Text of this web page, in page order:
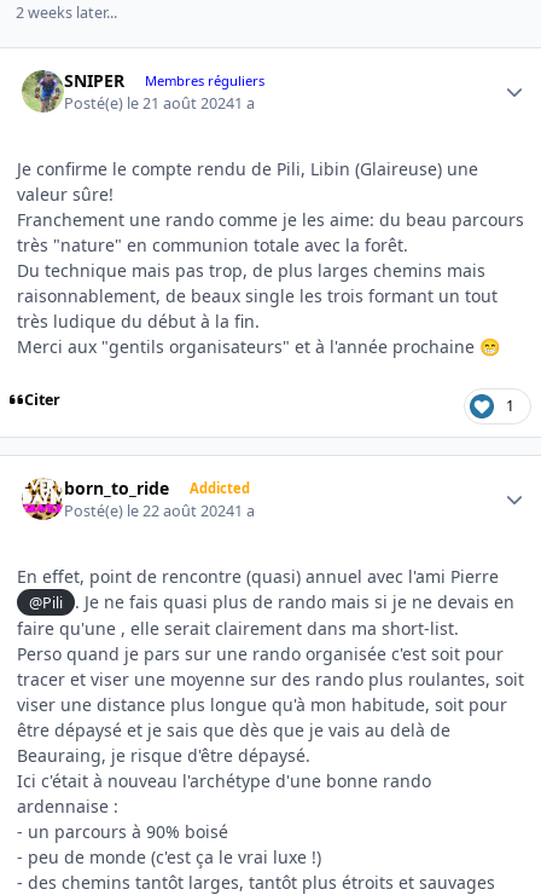
2 weeks later...
SNIPER Membres réguliers
Posté(e) le 21 août 20241 a
Je confirme le compte rendu de Pili, Libin (Glaireuse) une
valeur sûre!
Franchement une rando comme je les aime: du beau parcours
très "nature" en communion totale avec la forêt.
Du technique mais pas trop, de plus larges chemins mais
raisonnablement, de beaux single les trois formant un tout
très ludique du début à la fin.
Merci aux "gentils organisateurs" et à l'année prochaine 😁
Citer 1
born_to_ride Addicted
Posté(e) le 22 août 20241 a
En effet, point de rencontre (quasi) annuel avec l'ami Pierre
@Pili
. Je ne fais quasi plus de rando mais si je ne devais en
faire qu'une , elle serait clairement dans ma short-list.
Perso quand je pars sur une rando organisée c'est soit pour
tracer et viser une moyenne sur des rando plus roulantes, soit
viser une distance plus longue qu'à mon habitude, soit pour
être dépaysé et je sais que dès que je vais au delà de
Beauraing, je risque d'être dépaysé.
Ici c'était à nouveau l'archétype d'une bonne rando
ardennaise :
- un parcours à 90% boisé
- peu de monde (c'est ça le vrai luxe !)
- des chemins tantôt larges, tantôt plus étroits et sauvages